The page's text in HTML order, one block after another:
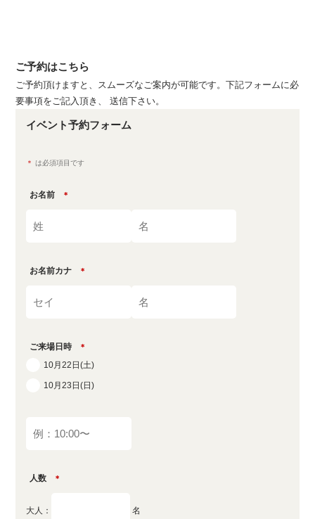
ご予約はこちら
ご予約頂けますと、スムーズなご案内が可能です。下記フォームに必
要事項をご記入頂き、 送信下さい。
イベント予約フォーム
＊ は必須項目です
お名前 ＊
お名前カナ ＊
ご来場日時 ＊
10月22日(土)
10月23日(日)
人数 ＊
大人： 名